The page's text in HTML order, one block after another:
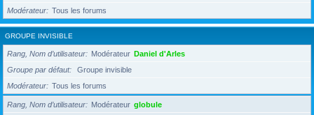
Modérateur
Tous les forums
GROUPE INVISIBLE
Rang, Nom d’utilisateur Modérateur Daniel d'Arles
Groupe par défaut
Groupe invisible
Modérateur
Tous les forums
Rang, Nom d’utilisateur Modérateur globule